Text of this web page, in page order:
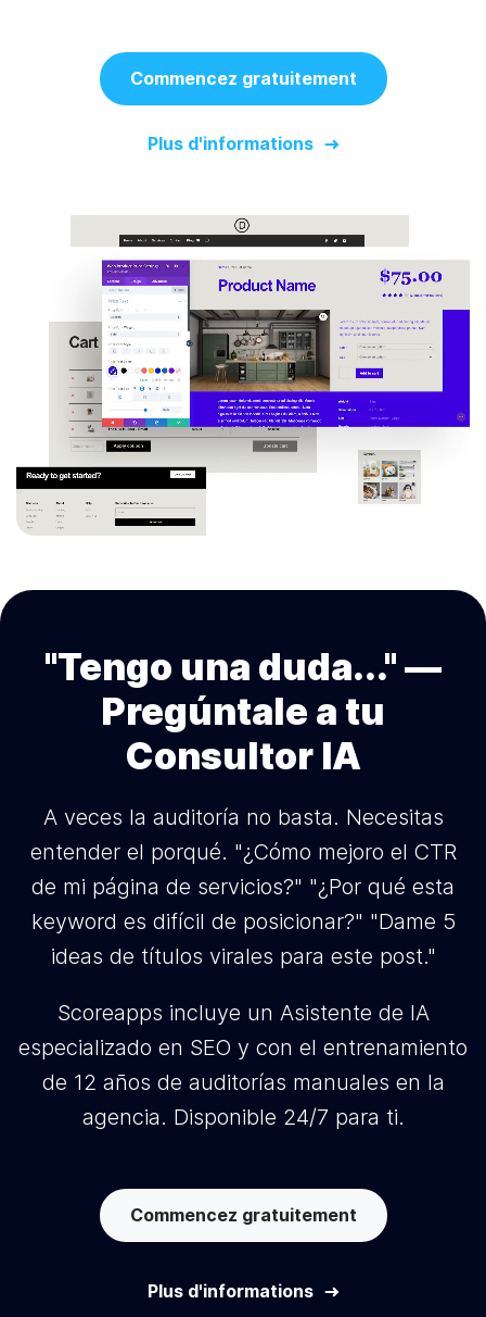
Commencez gratuitement
Plus d'informations
"Tengo una duda..." —
Pregúntale a tu
Consultor IA
A veces la auditoría no basta. Necesitas
entender el porqué. "¿Cómo mejoro el CTR
de mi página de servicios?" "¿Por qué esta
keyword es difícil de posicionar?" "Dame 5
ideas de títulos virales para este post."
Scoreapps incluye un Asistente de IA
especializado en SEO y con el entrenamiento
de 12 años de auditorías manuales en la
agencia. Disponible 24/7 para ti.
Commencez gratuitement
Plus d'informations